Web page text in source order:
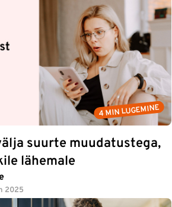
4 MIN LUGEMINE
suurte muudatustega,
lähemale
2025